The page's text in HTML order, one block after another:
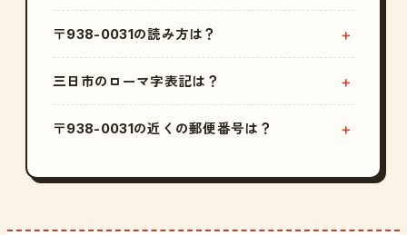
〒938-0031の読み方は？
三日市のローマ字表記は？
〒938-0031の近くの郵便番号は？